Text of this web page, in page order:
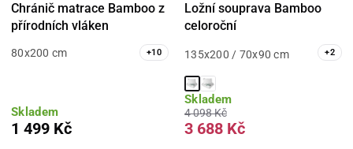
Chránič matrace Bamboo z
přírodních vláken
80x200 cm +10
Skladem
1 499 Kč
Ložní souprava Bamboo
celoroční
135x200 / 70x90 cm +2
Skladem
4 098 Kč
3 688 Kč